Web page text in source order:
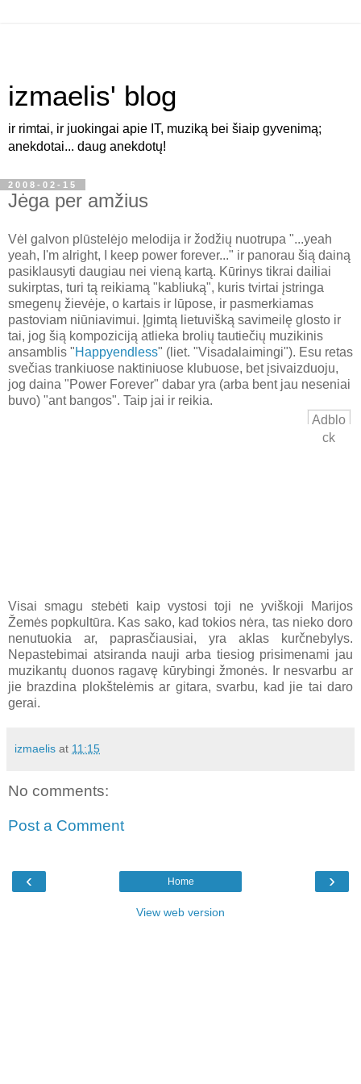
izmaelis' blog
ir rimtai, ir juokingai apie IT, muziką bei šiaip gyvenimą;
anekdotai... daug anekdotų!
2008-02-15
Jėga per amžius
Vėl galvon plūstelėjo melodija ir žodžių nuotrupa "...yeah
yeah, I'm alright, I keep power forever..." ir panorau šią dainą
pasiklausyti daugiau nei vieną kartą. Kūrinys tikrai dailiai
sukirptas, turi tą reikiamą "kabliuką", kuris tvirtai įstringa
smegenų žievėje, o kartais ir lūpose, ir pasmerkiamas
pastoviam niūniavimui. Įgimtą lietuvišką savimeilę glosto ir
tai, jog šią kompoziciją atlieka brolių tautiečių muzikinis
ansamblis "Happyendless" (liet. "Visadalaimingi"). Esu retas
svečias trankiuose naktiniuose klubuose, bet įsivaizduoju,
jog daina "Power Forever" dabar yra (arba bent jau neseniai
buvo) "ant bangos". Taip jai ir reikia.
Adblo
ck
Visai smagu stebėti kaip vystosi toji ne yviškoji Marijos
Žemės popkultūra. Kas sako, kad tokios nėra, tas nieko doro
nenutuokia ar, paprasčiausiai, yra aklas kurčnebylys.
Nepastebimai atsiranda nauji arba tiesiog prisimenami jau
muzikantų duonos ragavę kūrybingi žmonės. Ir nesvarbu ar
jie brazdina plokštelėmis ar gitara, svarbu, kad jie tai daro
gerai.
izmaelis at 11:15
No comments:
Post a Comment
‹ ›
Home
View web version